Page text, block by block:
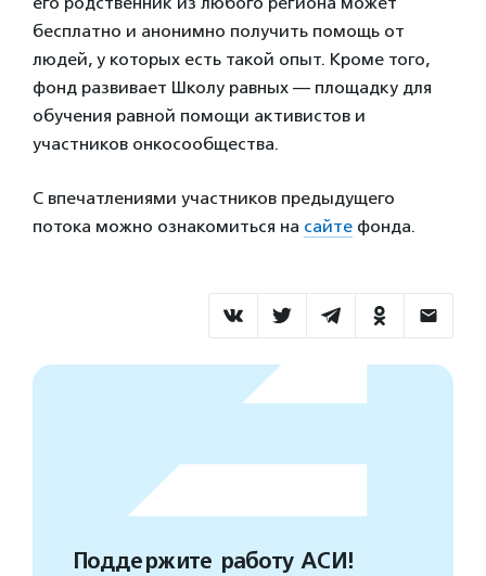
бесплатно и анонимно получить помощь от
людей, у которых есть такой опыт. Кроме того,
фонд развивает Школу равных — площадку для
обучения равной помощи активистов и
участников онкосообщества.
С впечатлениями участников предыдущего
потока можно ознакомиться на сайте фонда.
Поддержите работу АСИ!